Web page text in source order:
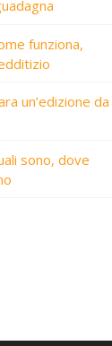
funziona,
un’edizione da
sono, dove